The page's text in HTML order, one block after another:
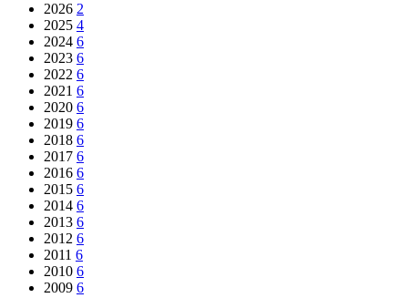
2026 2
2025 4
2024 6
2023 6
2022 6
2021 6
2020 6
2019 6
2018 6
2017 6
2016 6
2015 6
2014 6
2013 6
2012 6
2011 6
2010 6
2009 6